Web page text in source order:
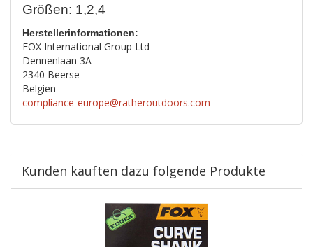
Größen: 1,2,4
Herstellerinformationen:
FOX International Group Ltd
Dennenlaan 3A
2340 Beerse
Belgien
compliance-europe@ratheroutdoors.com
Kunden kauften dazu folgende Produkte